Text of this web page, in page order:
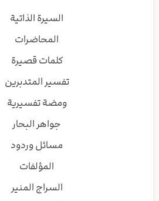
السيرة الذاتية
المحاضرات
كلمات قصيرة
تفسير المتدبرين
ومضة تفسيرية
جواهر البحار
مسائل وردود
المؤلفات
السراج المنير